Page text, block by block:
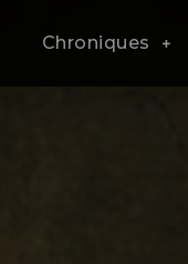
Chroniques